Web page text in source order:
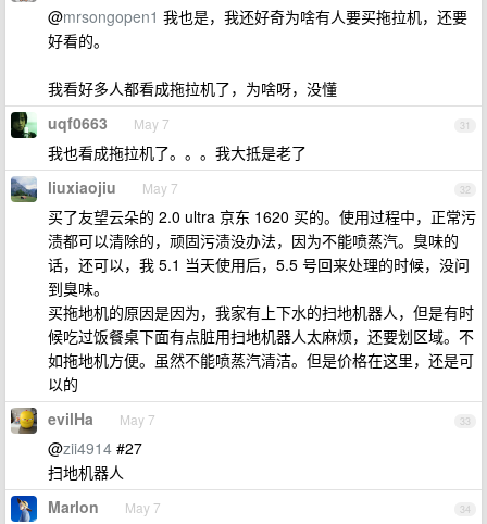
@mrsongopen1 我也是，我还好奇为啥有人要买拖拉机，还要
好看的。
我看好多人都看成拖拉机了，为啥呀，没懂
31
uqf0663 May 7
我也看成拖拉机了。。。我大抵是老了
32
liuxiaojiu May 7
买了友望云朵的 2.0 ultra 京东 1620 买的。使用过程中，正常污
渍都可以清除的，顽固污渍没办法，因为不能喷蒸汽。臭味的
话，还可以，我 5.1 当天使用后，5.5 号回来处理的时候，没问
到臭味。
买拖地机的原因是因为，我家有上下水的扫地机器人，但是有时
候吃过饭餐桌下面有点脏用扫地机器人太麻烦，还要划区域。不
如拖地机方便。虽然不能喷蒸汽清洁。但是价格在这里，还是可
以的
33
evilHa May 7
@zii4914 #27
扫地机器人
34
Marlon May 7